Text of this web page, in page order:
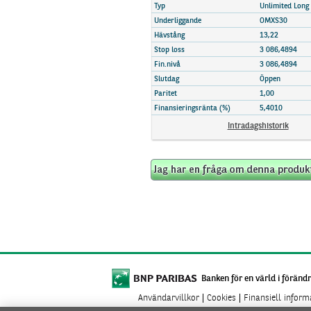
Typ
Unlimited Long
Underliggande
OMXS30
Hävstång
13,22
Stop loss
3 086,4894
Fin.nivå
3 086,4894
Slutdag
Öppen
Paritet
1,00
Finansieringsränta (%)
5,4010
Intradagshistorik
Banken för en värld i
Användarvillkor Cookies Finansiell